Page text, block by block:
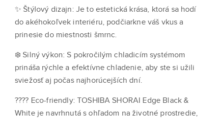
✨ Štýlový dizajn: Je to estetická krása, ktorá sa hodí
do akéhokoľvek interiéru, podčiarkne váš vkus a
prinesie do miestnosti šmrnc.
❄️ Silný výkon: S pokročilým chladicím systémom
prináša rýchle a efektívne chladenie, aby ste si užili
sviežosť aj počas najhorúcejších dní.
???? Eco-friendly: TOSHIBA SHORAI Edge Black &
White je navrhnutá s ohľadom na životné prostredie,